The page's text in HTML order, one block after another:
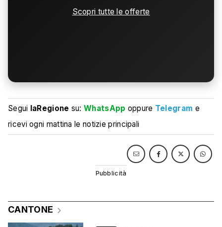
Scopri tutte le offerte
Segui laRegione su:WhatsApp oppure Telegram e
ricevi ogni mattina le notizie principali
CANTONE